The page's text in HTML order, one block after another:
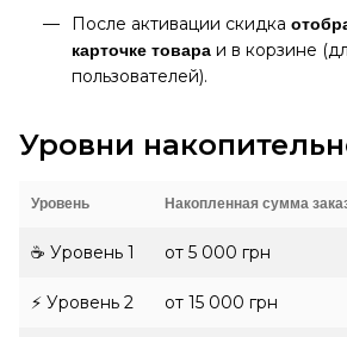
После активации скидка
карточке товара и в корзине
пользователей).
Уровни
Уровень Накопленная сумма
☕ Уровень 1 от 5 000 грн
⚡ Уровень 2 от 15 000 грн